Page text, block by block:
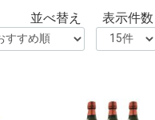
並べ替え 表示件数